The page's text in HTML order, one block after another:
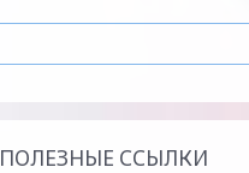
ПОЛЕЗНЫЕ ССЫЛКИ